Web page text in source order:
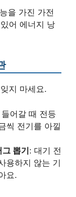
을 가진 가전
어 에너지 낭
지 마세요.
어갈 때 전등
씩 전기를 아낄
뽑기: 대기 전
용하지 않는 기
요.